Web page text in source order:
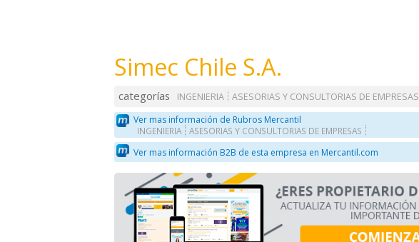
Simec Chile S.A.
categorías INGENIERIA
ASESORIAS Y CONSULTORIAS DE EMPRESAS
Ver mas información de Rubros Mercantil
INGENIERIA ASESORIAS Y CONSULTORIAS DE EMPRESAS
Ver mas información B2B de esta empresa en Mercantil.com